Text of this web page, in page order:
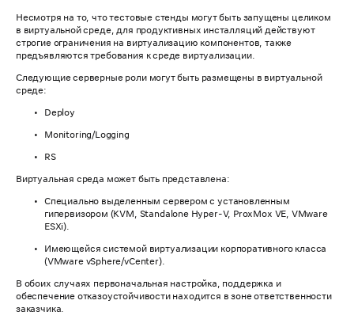
Несмотря на то, что тестовые стенды могут быть запущены целиком
в виртуальной среде, для продуктивных инсталляций действуют
строгие ограничения на виртуализацию компонентов, также
предъявляются требования к среде виртуализации.
Следующие серверные роли могут быть размещены в виртуальной
среде:
Deploy
Monitoring/Logging
RS
Виртуальная среда может быть представлена:
Специально выделенным сервером с установленным
гипервизором (KVM, Standalone Hyper-V, ProxMox VE, VMware
ESXi).
Имеющейся системой виртуализации корпоративного класса
(VMware vSphere/vCenter).
В обоих случаях первоначальная настройка, поддержка и
обеспечение отказоустойчивости находится в зоне ответственности
заказчика.